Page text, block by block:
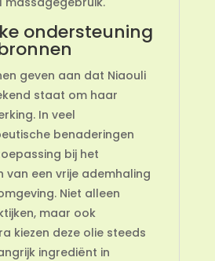
ondersteuning
geven aan dat Niaouli
staat om haar
In veel
benaderingen
bij het
van een vrije ademhaling
Niet alleen
maar ook
kiezen deze olie steeds
ingrediënt in